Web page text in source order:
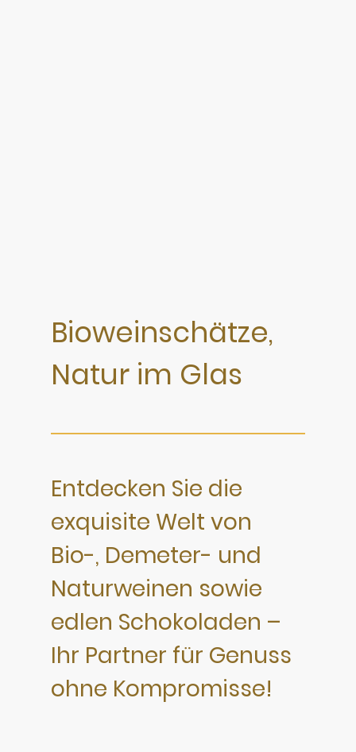
Bioweinschätze,
Natur im Glas
Entdecken Sie die
exquisite Welt von
Bio-, Demeter- und
Naturweinen sowie
edlen Schokoladen –
Ihr Partner für Genuss
ohne Kompromisse!